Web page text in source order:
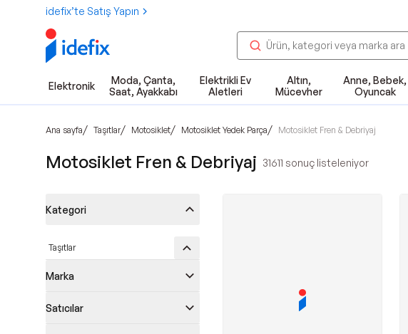
idefix’te Satış Yapın
Elektronik
Moda, Çanta,
Saat, Ayakkabı
Elektrikli Ev
Aletleri
Altın,
Mücevher
Anne, Bebek,
Oyuncak
Ana sayfa/ Taşıtlar/ Motosiklet/ Motosiklet Yedek Parça/ Motosiklet Fren & Debriyaj
Motosiklet Fren & Debriyaj 31611 sonuç listeleniyor
Kategori
Taşıtlar
Marka
Satıcılar